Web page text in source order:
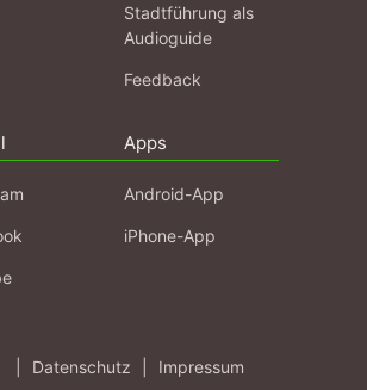
Stadtführung als
Audioguide
Feedback
Apps
Android-App
iPhone-App
Datenschutz Impressum